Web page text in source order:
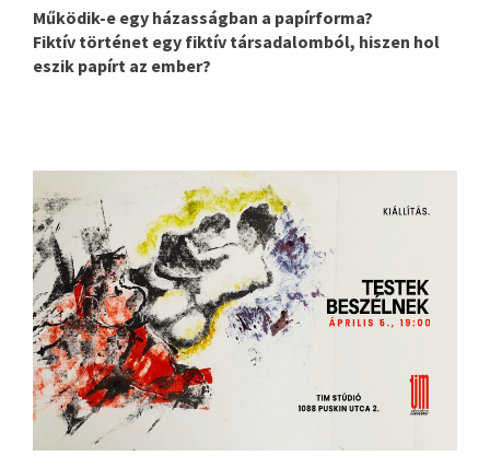
Működik-e egy házasságban a papírforma?
Fiktív történet egy fiktív társadalomból, hiszen hol
eszik papírt az ember?